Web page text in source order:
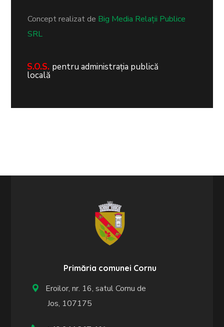
Concept realizat de Big Media Relații Publice
SRL
S.O.S. pentru administrația publică
locală
Primăria comunei Cornu
Eroilor, nr. 16, satul Cornu de
Jos, 107175